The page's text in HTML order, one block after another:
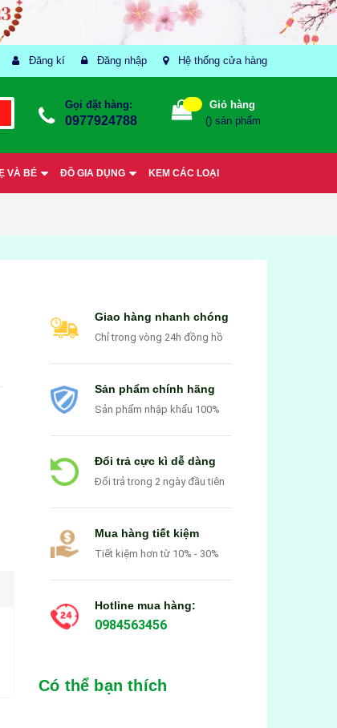
Đăng kí Đăng nhập Hệ thống cửa hàng
Gọi đặt hàng:
0977924788
Giỏ hàng
() sản phẩm
VÀ BÉ ĐỒ GIA DỤNG KEM CÁC LOẠI
Giao hàng nhanh chóng
Chỉ trong vòng 24h đồng hồ
Sản phẩm chính hãng
Sản phẩm nhập khẩu 100%
Đổi trả cực kì dễ dàng
Đổi trả trong 2 ngày đầu tiên
Mua hàng tiết kiệm
Tiết kiệm hơn từ 10% - 30%
Hotline mua hàng:
0984563456
Có thể bạn thích